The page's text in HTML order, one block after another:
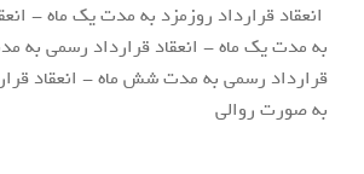
انعقاد قرارداد روزمزد به مدت یک ماه -
به مدت یک ماه - انعقاد قرارداد رسمی به
قرارداد رسمی به مدت شش ماه - انعقاد
به صورت روالی